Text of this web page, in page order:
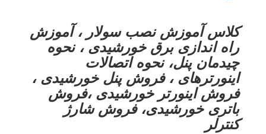
کلاس آموزش نصب سولار ، آموزش
راه اندازی برق خورشیدی ، نحوه
چیدمان پنل، نحوه اتصالات
اینورترهای ، فروش پنل خورشیدی ،
فروش اینورتر خورشیدی ،فروش
باتری خورشیدی، فروش شارژ
کنترلر